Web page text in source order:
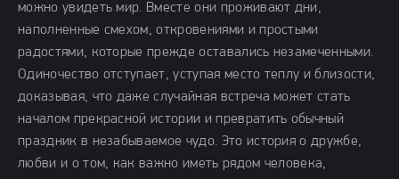
можно увидеть мир. Вместе они проживают дни,
наполненные смехом, откровениями и простыми
радостями, которые прежде оставались незамеченными.
Одиночество отступает, уступая место теплу и близости,
доказывая, что даже случайная встреча может стать
началом прекрасной истории и превратить обычный
праздник в незабываемое чудо. Это история о дружбе,
любви и о том, как важно иметь рядом человека,